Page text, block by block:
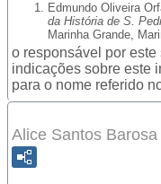
Edmundo Oliveira
da História de S.
Marinha Grande,
o responsável por
indicações sobre este
para o nome referido
Alice Santos Barosa